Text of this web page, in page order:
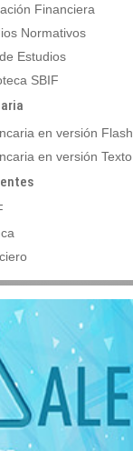
Financiera
Normativos
Estudios
SBIF
en versión Flash
en versión Texto